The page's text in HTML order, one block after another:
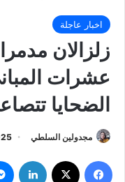
اخبار عاجلة
زلزالان
عشرات
الضحايا
مجدولين السلطي